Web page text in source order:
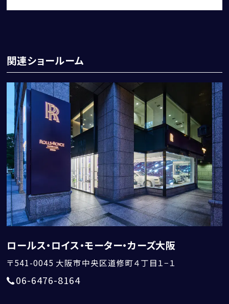
関連ショールーム
ロールス・ロイス・モーター・カーズ大阪
〒541-0045 大阪市中央区道修町４丁目１−１
06-6476-8164